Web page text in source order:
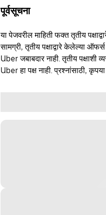
पूर्वसूचना
या पेजवरील माहिती फक्त तृतीय
सामग्री, तृतीय पक्षाद्वारे केलेल्या
Uber जबाबदार नाही. तृतीय पक्षाशी
Uber हा पक्ष नाही. प्रश्नांसाठी,